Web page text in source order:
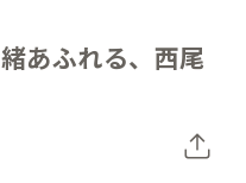
あふれる、西尾